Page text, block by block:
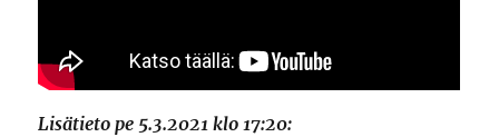
Lisätieto pe 5.3.2021 klo 17:20: